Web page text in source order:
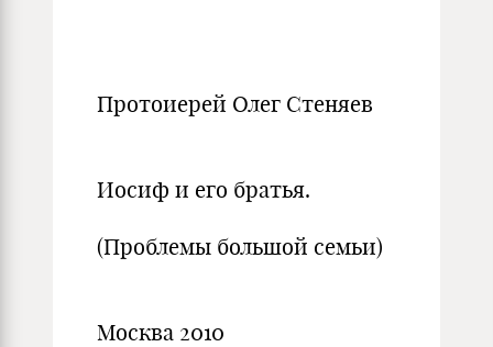
Протоиерей Олег Стеняев
Иосиф и его братья.
(Проблемы большой семьи)
Москва 2010